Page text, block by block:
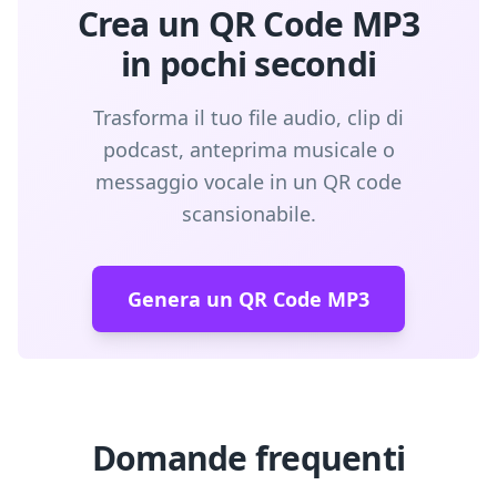
Crea un QR Code MP3
in pochi secondi
Trasforma il tuo file audio, clip di
podcast, anteprima musicale o
messaggio vocale in un QR code
scansionabile.
Genera un QR Code MP3
Domande frequenti